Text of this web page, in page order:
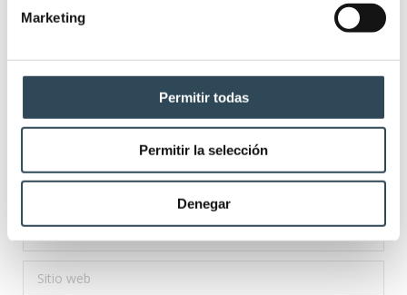
Marketing
Permitir todas
Permitir la selección
Denegar
Nombre *
Correo electrónico *
Sitio web